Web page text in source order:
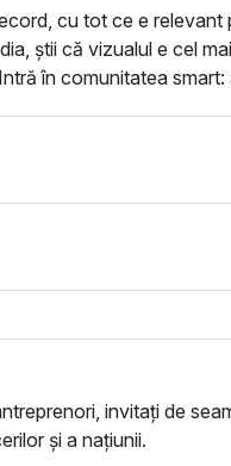
cu tot ce e
știi că vizualul e cel
în comunitatea smart:
invitați de
și a națiunii.